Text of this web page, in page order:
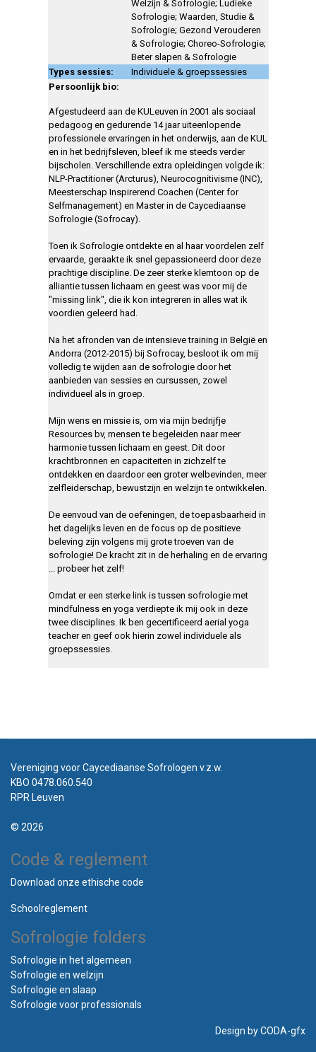
Welzijn & Sofrologie; Ludieke
Sofrologie; Waarden, Studie &
Sofrologie; Gezond Verouderen
& Sofrologie; Choreo-Sofrologie;
Beter slapen & Sofrologie
Types sessies:
Individuele & groepssessies
Persoonlijk bio:
Afgestudeerd aan de KULeuven in 2001 als sociaal
pedagoog en gedurende 14 jaar uiteenlopende
professionele ervaringen in het onderwijs, aan de KUL
en in het bedrijfsleven, bleef ik me steeds verder
bijscholen. Verschillende extra opleidingen volgde ik:
NLP-Practitioner (Arcturus), Neurocognitivisme (INC),
Meesterschap Inspirerend Coachen (Center for
Selfmanagement) en Master in de Caycediaanse
Sofrologie (Sofrocay).
Toen ik Sofrologie ontdekte en al haar voordelen zelf
ervaarde, geraakte ik snel gepassioneerd door deze
prachtige discipline. De zeer sterke klemtoon op de
alliantie tussen lichaam en geest was voor mij de
"missing link", die ik kon integreren in alles wat ik
voordien geleerd had.
Na het afronden van de intensieve training in België en
Andorra (2012-2015) bij Sofrocay, besloot ik om mij
volledig te wijden aan de sofrologie door het
aanbieden van sessies en cursussen, zowel
individueel als in groep.
Mijn wens en missie is, om via mijn bedrijfje
Resources bv, mensen te begeleiden naar meer
harmonie tussen lichaam en geest. Dit door
krachtbronnen en capaciteiten in zichzelf te
ontdekken en daardoor een groter welbevinden, meer
zelfleiderschap, bewustzijn en welzijn te ontwikkelen.
De eenvoud van de oefeningen, de toepasbaarheid in
het dagelijks leven en de focus op de positieve
beleving zijn volgens mij grote troeven van de
sofrologie! De kracht zit in de herhaling en de ervaring
... probeer het zelf!
Omdat er een sterke link is tussen sofrologie met
mindfulness en yoga verdiepte ik mij ook in deze
twee disciplines. Ik ben gecertificeerd aerial yoga
teacher en geef ook hierin zowel individuele als
groepssessies.
Vereniging voor Caycediaanse Sofrologen v.z.w.
KBO 0478.060.540
RPR Leuven
© 2026
Code & reglement
Download onze ethische code
Schoolreglement
Sofrologie folders
Sofrologie in het algemeen
Sofrologie en welzijn
Sofrologie en slaap
Sofrologie voor professionals
Design byCODA-gfx